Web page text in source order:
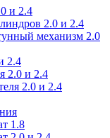
и 2.4
2.0 и 2.4
механизм 2.0
2.4
2.0 и 2.4
2.0 и 2.4
1.8